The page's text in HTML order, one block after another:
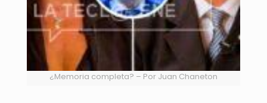
¿Memoria completa? – Por Juan Chaneton